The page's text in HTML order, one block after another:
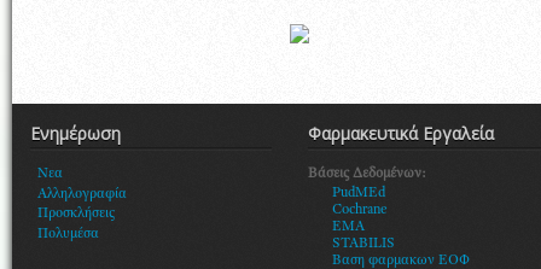
Ενημέρωση
Νεα
Αλληλογραφία
Προσκλήσεις
Πολυμέσα
Φαρμακευτικά Εργαλεία
Βάσεις Δεδομένων:
PudMEd
Cochrane
EMA
STABILIS
Βαση φαρμακων ΕΟΦ